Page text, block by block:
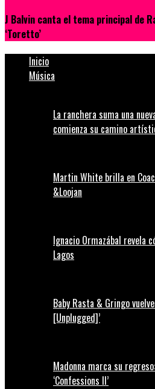
J Balvin canta el tema principal de
‘Toretto’
Inicio
Música
La ranchera suma una
comienza su camino
Martin White brilla en
&Loojan
Ignacio Ormazábal revela
Lagos
Baby Rasta & Gringo
[Unplugged]’
Madonna marca su
‘Confessions II’